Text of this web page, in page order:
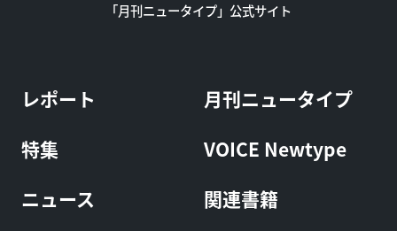
「月刊ニュータイプ」公式サイト
レポート
特集
ニュース
月刊ニュータイプ
VOICE Newtype
関連書籍